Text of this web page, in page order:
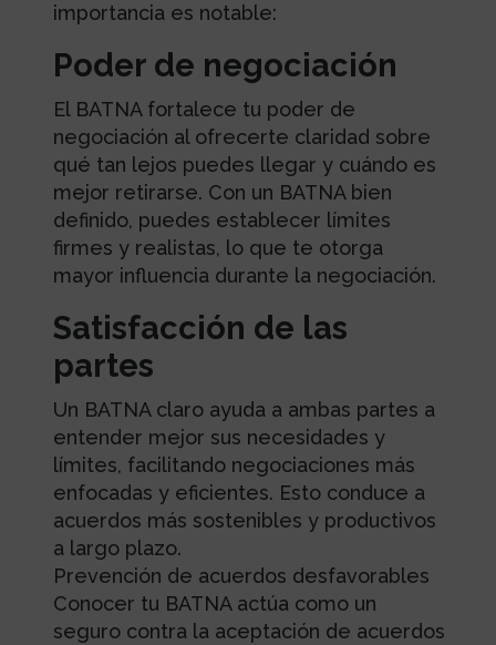
importancia es notable:
Poder de negociación
El BATNA fortalece tu poder de
negociación al ofrecerte claridad sobre
qué tan lejos puedes llegar y cuándo es
mejor retirarse. Con un BATNA bien
definido, puedes establecer límites
firmes y realistas, lo que te otorga
mayor influencia durante la negociación.
Satisfacción de las
partes
Un BATNA claro ayuda a ambas partes a
entender mejor sus necesidades y
límites, facilitando negociaciones más
enfocadas y eficientes. Esto conduce a
acuerdos más sostenibles y productivos
a largo plazo.
Prevención de acuerdos desfavorables
Conocer tu BATNA actúa como un
seguro contra la aceptación de acuerdos